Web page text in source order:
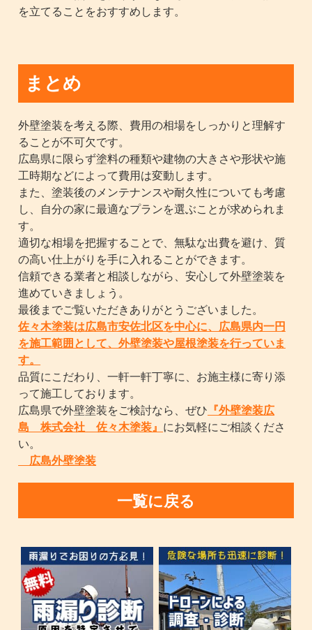
を立てることをおすすめします。
まとめ
外壁塗装を考える際、費用の相場をしっかりと理解す
ることが不可欠です。
広島県に限らず塗料の種類や建物の大きさや形状や施
工時期などによって費用は変動します。
また、塗装後のメンテナンスや耐久性についても考慮
し、自分の家に最適なプランを選ぶことが求められま
す。
適切な相場を把握することで、無駄な出費を避け、質
の高い仕上がりを手に入れることができます。
信頼できる業者と相談しながら、安心して外壁塗装を
進めていきましょう。
最後までご覧いただきありがとうございました。
佐々木塗装は広島市安佐北区を中心に、広島県内一円
を施工範囲として、外壁塗装や屋根塗装を行っていま
す。
品質にこだわり、一軒一軒丁寧に、お施主様に寄り添
って施工しております。
広島県で外壁塗装をご検討なら、ぜひ 『外壁塗装広
島 株式会社 佐々木塗装』 にお気軽にご相談くださ
い。
広島外壁塗装
一覧に戻る